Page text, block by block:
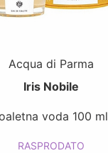
Acqua di Parma
Iris Nobile
voda 100 ml
RASPRODATO